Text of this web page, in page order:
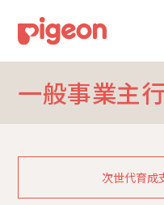
一般事業主
次世代育成